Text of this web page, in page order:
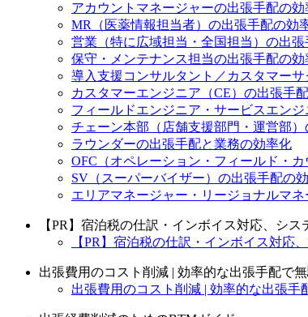
アカウントマネージャーの出張手配の効
MR（医薬情報担当者）の出張手配の効
営業（特に広域担当・全国担当）の出
保守・メンテナンス担当の出張手配の効
導入支援コンサルタント／カスタマー
カスタマーエンジニア（CE）の出張手
フィールドエンジニア・サービスエン
チェーン本部（店舗支援部門・運営部
ラウンダーの出張手配と業務の効率化
OFC（オペレーション・フィールド・
SV（スーパーバイザー）の出張手配の
エリアマネージャー・リージョナルマ
【PR】宿泊税の仕訳・インボイス対応、シ
【PR】宿泊税の仕訳・インボイス対応
出張費用のコスト削減 | 効率的な出張手配で
出張費用のコスト削減 | 効率的な出張手